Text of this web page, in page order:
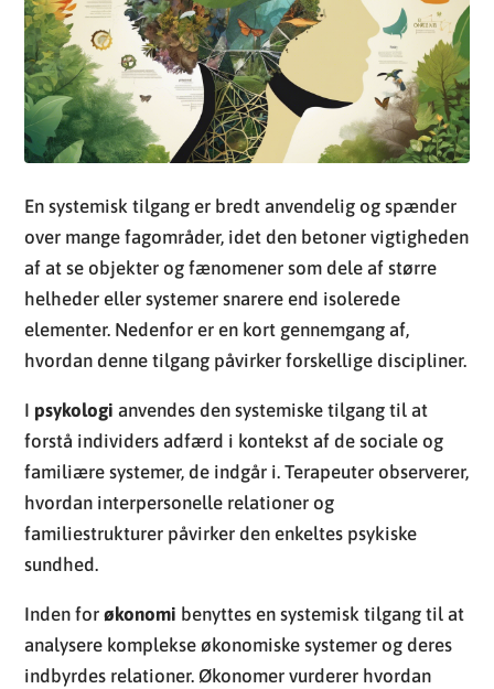
En systemisk tilgang er bredt anvendelig og spænder
over mange fagområder, idet den betoner vigtigheden
af at se objekter og fænomener som dele af større
helheder eller systemer snarere end isolerede
elementer. Nedenfor er en kort gennemgang af,
hvordan denne tilgang påvirker forskellige discipliner.
I psykologi anvendes den systemiske tilgang til at
forstå individers adfærd i kontekst af de sociale og
familiære systemer, de indgår i. Terapeuter observerer,
hvordan interpersonelle relationer og
familiestrukturer påvirker den enkeltes psykiske
sundhed.
Inden forøkonomi benyttes en systemisk tilgang til at
analysere komplekse økonomiske systemer og deres
indbyrdes relationer. Økonomer vurderer hvordan